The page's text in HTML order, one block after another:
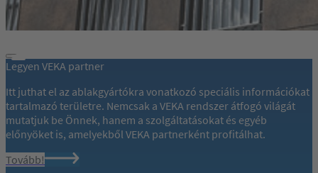
Legyen VEKA partner
Itt juthat el az ablakgyártókra vonatkozó speciális információkat
tartalmazó területre. Nemcsak a VEKA rendszer átfogó világát
mutatjuk be Önnek, hanem a szolgáltatásokat és egyéb
előnyöket is, amelyekből VEKA partnerként profitálhat.
Tovább!